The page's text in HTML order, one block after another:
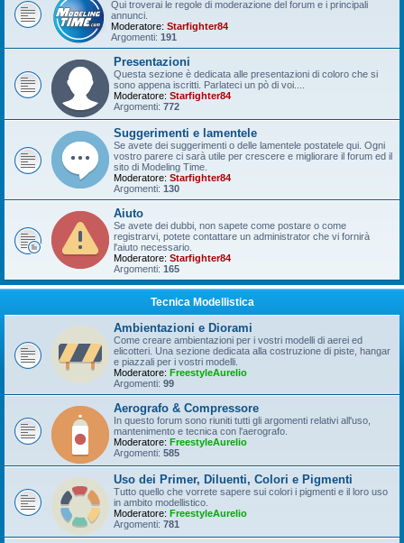
Qui troverai le regole di moderazione del forum e i principali
annunci.
Moderatore: Starfighter84
Argomenti: 191
Presentazioni
Questa sezione è dedicata alle presentazioni di coloro che si
sono appena iscritti. Parlateci un pò di voi....
Moderatore: Starfighter84
Argomenti: 772
Suggerimenti e lamentele
Se avete dei suggerimenti o delle lamentele postatele qui. Ogni
vostro parere ci sarà utile per crescere e migliorare il forum ed il
sito di Modeling Time.
Moderatore: Starfighter84
Argomenti: 130
Aiuto
Se avete dei dubbi, non sapete come postare o come
registrarvi, potete contattare un administrator che vi fornirà
l'aiuto necessario.
Moderatore: Starfighter84
Argomenti: 165
Tecnica Modellistica
Ambientazioni e Diorami
Come creare ambientazioni per i vostri modelli di aerei ed
elicotteri. Una sezione dedicata alla costruzione di piste, hangar
e piazzali per i vostri modelli.
Moderatore: FreestyleAurelio
Argomenti: 99
Aerografo & Compressore
In questo forum sono riuniti tutti gli argomenti relativi all'uso,
mantenimento e tecnica con l'aerografo.
Moderatore: FreestyleAurelio
Argomenti: 585
Uso dei Primer, Diluenti, Colori e Pigmenti
Tutto quello che vorrete sapere sui colori i pigmenti e il loro uso
in ambito modellistico.
Moderatore: FreestyleAurelio
Argomenti: 781